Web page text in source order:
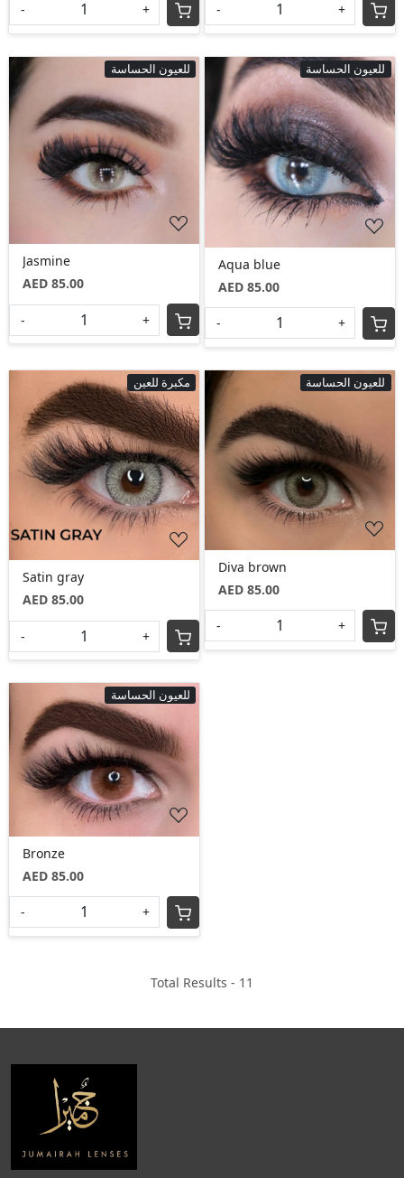
- + - +
للعيون الحساسة
Loading...
Jasmine
AED 85.00
- +
للعيون الحساسة
Loading...
Aqua blue
AED 85.00
- +
مكبرة للعين
Loading...
Satin gray
AED 85.00
- +
للعيون الحساسة
Loading...
Diva brown
AED 85.00
- +
للعيون الحساسة
Loading...
Bronze
AED 85.00
- +
Total Results - 11